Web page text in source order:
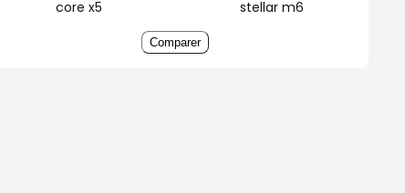
core x5
stellar m6
Comparer